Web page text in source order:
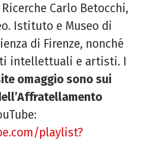
Carlo Betocchi,
Istituto e Museo di
di Firenze, nonché
intellettuali e artisti. I
omaggio sono sui
playlist?